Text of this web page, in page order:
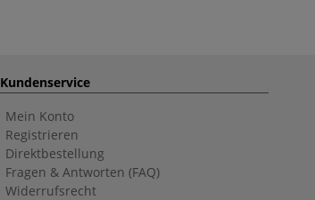
Kundenservice
Mein Konto
Registrieren
Direktbestellung
Fragen & Antworten (FAQ)
Widerrufsrecht